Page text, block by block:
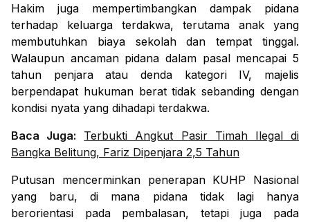
Hakim juga mempertimbangkan dampak pidana
terhadap keluarga terdakwa, terutama anak yang
membutuhkan biaya sekolah dan tempat tinggal.
Walaupun ancaman pidana dalam pasal mencapai 5
tahun penjara atau denda kategori IV, majelis
berpendapat hukuman berat tidak sebanding dengan
kondisi nyata yang dihadapi terdakwa.
Baca Juga:
Terbukti Angkut Pasir Timah Ilegal di
Bangka Belitung, Fariz Dipenjara 2,5 Tahun
Putusan mencerminkan penerapan KUHP Nasional
yang baru, di mana pidana tidak lagi hanya
berorientasi pada pembalasan, tetapi juga pada